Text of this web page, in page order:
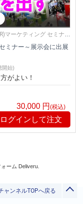
マーケティング セミナー
ミナー～展示会に出展
開始)
がよい！
30,000 円 (税込)
ログインして注文
ャンネルTOPへ戻る
ーム Deliveru.